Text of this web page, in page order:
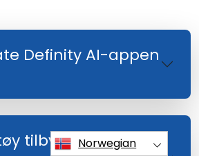
Definity AI-appen
tilbyr Immediate
Norwegian